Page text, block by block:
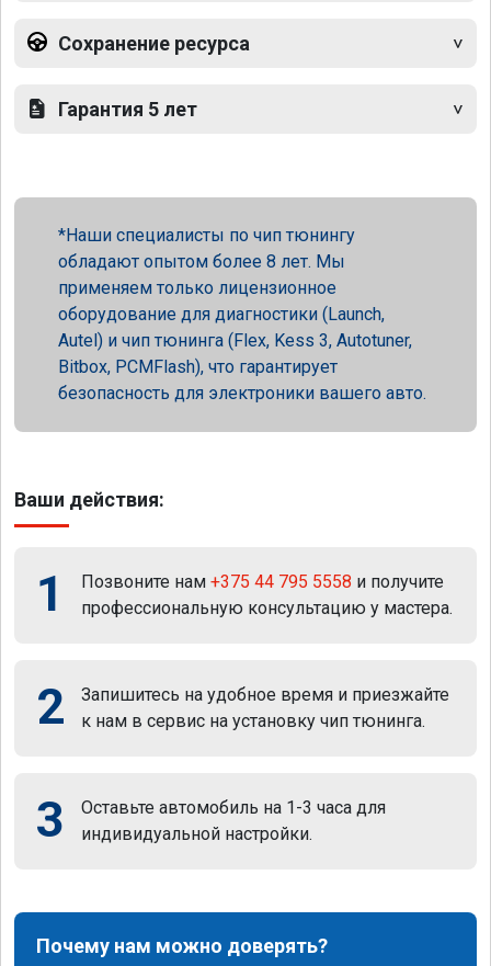
Сохранение ресурса
Гарантия 5 лет
Наши специалисты по чип тюнингу
обладают опытом более 8 лет. Мы
применяем только лицензионное
оборудование для диагностики (Launch,
Autel) и чип тюнинга (Flex, Kess 3, Autotuner,
Bitbox, PCMFlash), что гарантирует
безопасность для электроники вашего авто.
Ваши действия:
1 Позвоните нам +375 44 795 5558 и получите
профессиональную консультацию у мастера.
2
Запишитесь на удобное время и приезжайте
к нам в сервис на установку чип тюнинга.
3
Оставьте автомобиль на 1-3 часа для
индивидуальной настройки.
Почему нам можно доверять?